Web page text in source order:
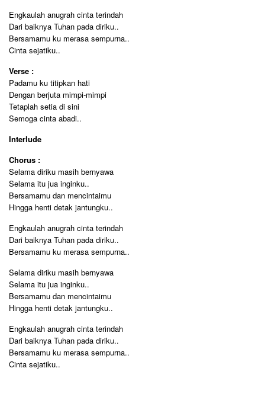
Engkaulah anugrah cinta terindah
Dari baiknya Tuhan pada diriku..
Bersamamu ku merasa sempurna..
Cinta sejatiku..
Verse :
Padamu ku titipkan hati
Dengan berjuta mimpi-mimpi
Tetaplah setia di sini
Semoga cinta abadi..
Interlude
Chorus :
Selama diriku masih bernyawa
Selama itu jua inginku..
Bersamamu dan mencintaimu
Hingga henti detak jantungku..
Engkaulah anugrah cinta terindah
Dari baiknya Tuhan pada diriku..
Bersamamu ku merasa sempurna..
Selama diriku masih bernyawa
Selama itu jua inginku..
Bersamamu dan mencintaimu
Hingga henti detak jantungku..
Engkaulah anugrah cinta terindah
Dari baiknya Tuhan pada diriku..
Bersamamu ku merasa sempurna..
Cinta sejatiku..